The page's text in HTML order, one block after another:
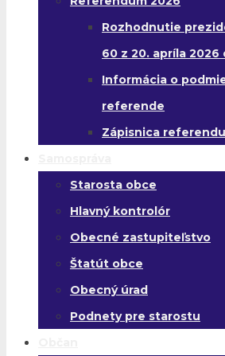
Rozhodnutie
60 z 20. apríla
Informácia o
referende
Zápisnica
Starosta obce
Hlavný kontrolór
Obecné zastupiteľstvo
Štatút obce
Obecný úrad
Podnety pre starostu